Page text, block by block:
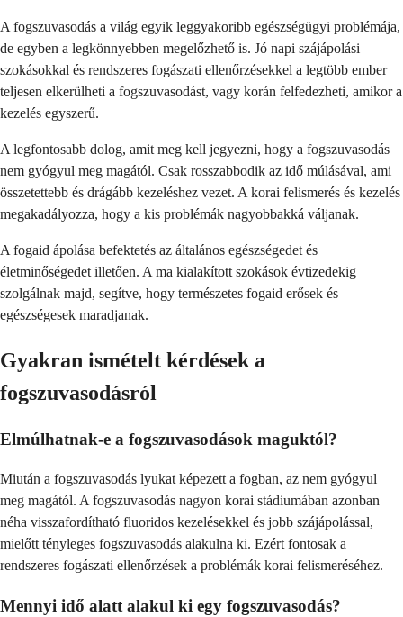
A fogszuvasodás a világ egyik leggyakoribb egészségügyi problémája,
de egyben a legkönnyebben megelőzhető is. Jó napi szájápolási
szokásokkal és rendszeres fogászati ellenőrzésekkel a legtöbb ember
teljesen elkerülheti a fogszuvasodást, vagy korán felfedezheti, amikor a
kezelés egyszerű.
A legfontosabb dolog, amit meg kell jegyezni, hogy a fogszuvasodás
nem gyógyul meg magától. Csak rosszabbodik az idő múlásával, ami
összetettebb és drágább kezeléshez vezet. A korai felismerés és kezelés
megakadályozza, hogy a kis problémák nagyobbakká váljanak.
A fogaid ápolása befektetés az általános egészségedet és
életminőségedet illetően. A ma kialakított szokások évtizedekig
szolgálnak majd, segítve, hogy természetes fogaid erősek és
egészségesek maradjanak.
Gyakran ismételt kérdések a
fogszuvasodásról
Elmúlhatnak-e a fogszuvasodások maguktól?
Miután a fogszuvasodás lyukat képezett a fogban, az nem gyógyul
meg magától. A fogszuvasodás nagyon korai stádiumában azonban
néha visszafordítható fluoridos kezelésekkel és jobb szájápolással,
mielőtt tényleges fogszuvasodás alakulna ki. Ezért fontosak a
rendszeres fogászati ellenőrzések a problémák korai felismeréséhez.
Mennyi idő alatt alakul ki egy fogszuvasodás?